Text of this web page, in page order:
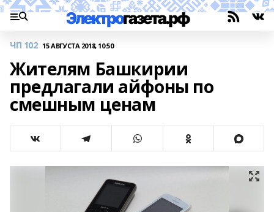
ЧП 102 15 АВГУСТА 2018, 10:50
Жителям Башкирии
предлагали айфоны по
смешным ценам